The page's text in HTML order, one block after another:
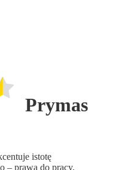
Prymas
istotę
– prawa do pracy.